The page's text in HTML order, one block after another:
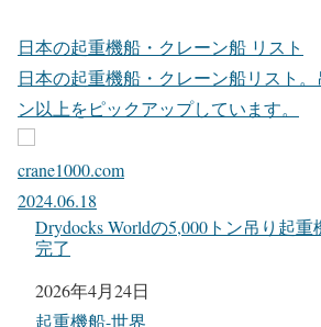
日本の起重機船・クレーン船 リスト
日本の起重機船・クレーン船リスト。
ン以上をピックアップしています。
crane1000.com
2024.06.18
Drydocks Worldの5,000トン吊り起
完了
日付
2026年4月24日
関連理由
起重機船-世界